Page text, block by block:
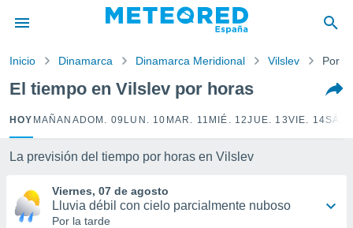
por
para
que se
calidad.
a este
y
Inicio Dinamarca Dinamarca Meridional Vilslev Por
El tiempo en Vilslev por horas
HOY MAÑANA DOM. 09 LUN. 10 MAR. 11 MIÉ. 12JUE. 13VIE. 14
La previsión del tiempo por horas en Vilslev
Viernes, 07 de agosto
Lluvia débil con cielo parcialmente nuboso
Por la tarde